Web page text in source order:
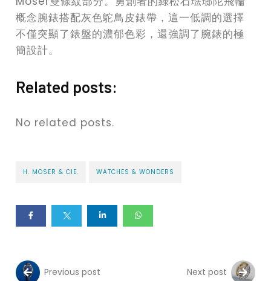
概念腕錶搭配灰色鴕鳥皮錶帶，這一低調的選擇
不僅突顯了錶盤的濃郁色彩，還強調了腕錶的極
簡設計。
Related posts:
No related posts.
H. MOSER & CIE. WATCHES & WONDERS
Previous post Next post